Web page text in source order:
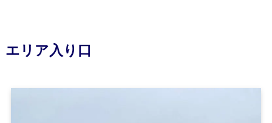
エリア入り口